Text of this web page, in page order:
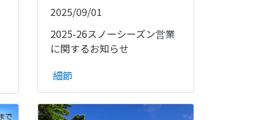
2025/09/01
2025-26スノーシーズン営業
に関するお知らせ
細節